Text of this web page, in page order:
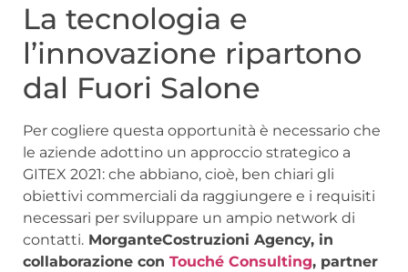
La tecnologia e
l’innovazione ripartono
dal Fuori Salone
Per cogliere questa opportunità è necessario che
le aziende adottino un approccio strategico a
GITEX 2021: che abbiano, cioè, ben chiari gli
obiettivi commerciali da raggiungere e i requisiti
necessari per sviluppare un ampio network di
contatti. MorganteCostruzioni Agency, in
collaborazione con Touché Consulting, partner